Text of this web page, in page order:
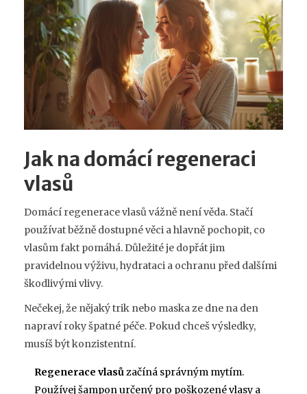
Jak na domácí regeneraci
vlasů
Domácí regenerace vlasů vážně není věda. Stačí
používat běžně dostupné věci a hlavně pochopit, co
vlasům fakt pomáhá. Důležité je dopřát jim
pravidelnou výživu, hydrataci a ochranu před dalšími
škodlivými vlivy.
Nečekej, že nějaký trik nebo maska ze dne na den
napraví roky špatné péče. Pokud chceš výsledky,
musíš být konzistentní.
Regenerace vlasůzačíná správným mytím.
Používej šampon určený pro poškozené vlasy a